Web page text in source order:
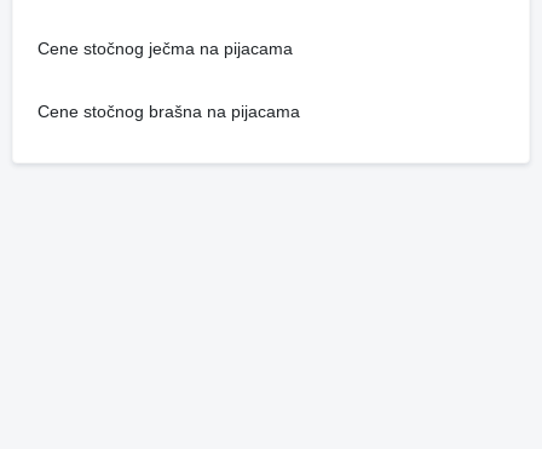
Cene stočnog ječma na pijacama
Cene stočnog brašna na pijacama